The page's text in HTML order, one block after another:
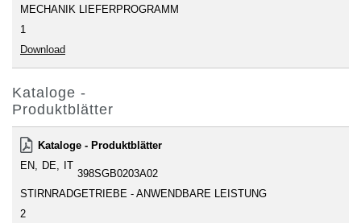
MECHANIK LIEFERPROGRAMM
1
Download
Kataloge -
Produktblätter
Kataloge - Produktblätter
EN
DE IT
398SGB0203A02
STIRNRADGETRIEBE - ANWENDBARE LEISTUNG
2